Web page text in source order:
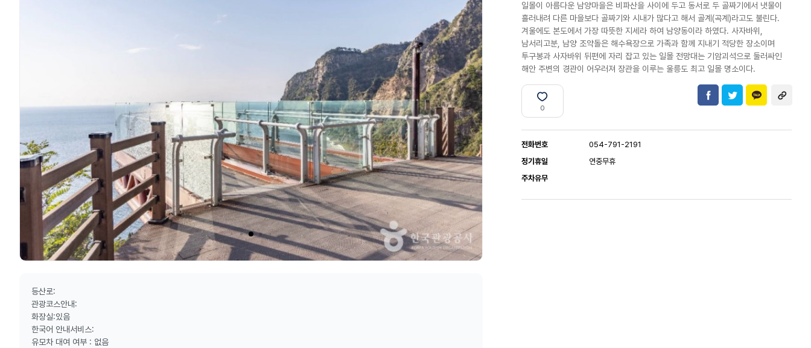
음식용어사전
일몰이 아름다운 남양마을은 비파산을 사이에 두고 동서로 두 골짜기에서 냇물이
흘러내려 다른 마을보다 골짜기와 시내가 많다고 해서 골계(곡계)라고도 불린다.
겨울에도 본도에서 가장 따뜻한 지세라 하여 남양동이라 하였다. 사자바위,
남서리고분, 남양 조약돌은 해수욕장으로 가족과 함께 지내기 적당한 장소이며
투구봉과 사자바위 뒤편에 자리 잡고 있는 일몰 전망대는 기암괴석으로 둘러싸인
해안 주변의 경관이 어우러져 장관을 이루는 울릉도 최고 일몰 명소이다.
0
전화번호
054-791-2191
정기휴일
연중무휴
주차유무
등산로:
관광코스안내:
화장실:있음
한국어 안내서비스:
유모차 대여 여부 : 없음